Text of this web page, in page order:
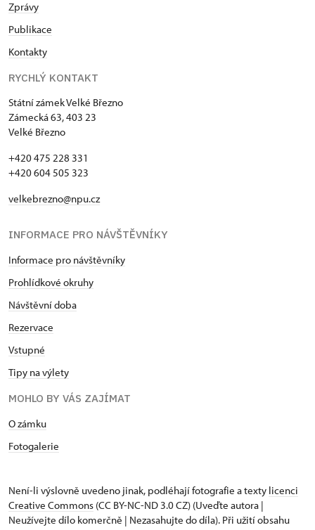
Zprávy
Publikace
Kontakty
RYCHLÝ KONTAKT
Státní zámek Velké Březno
Zámecká 63, 403 23
Velké Březno
+420 475 228 331
+420 604 505 323
velkebrezno@npu.cz
INFORMACE PRO NÁVŠTĚVNÍKY
Informace pro návštěvníky
Prohlídkové okruhy
Návštěvní doba
Rezervace
Vstupné
Tipy na výlety
MOHLO BY VÁS ZAJÍMAT
O zámku
Fotogalerie
Není-li výslovně uvedeno jinak, podléhají fotografie a texty licenci
Creative Commons (CC BY-NC-ND 3.0 CZ) (Uveďte autora |
Neužívejte dílo komerčně | Nezasahujte do díla). Při užití obsahu